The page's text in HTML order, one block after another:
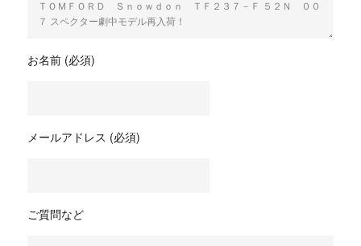
お名前 (必須)
メールアドレス (必須)
ご質問など